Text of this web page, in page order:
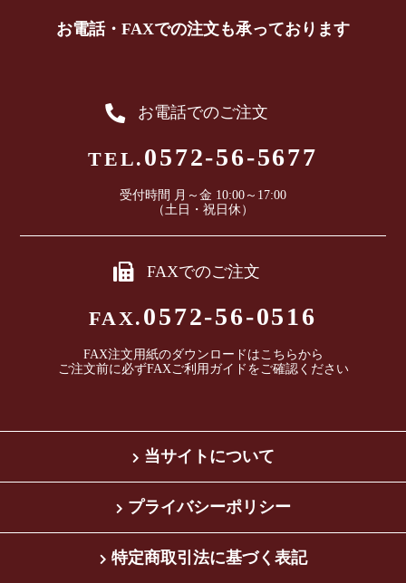
お電話・FAXでの注文も承っております
お電話でのご注文
TEL. 0572-56-5677
受付時間 月～金 10:00～17:00
（土日・祝日休）
FAXでのご注文
FAX. 0572-56-0516
FAX注文用紙のダウンロードは こちらから
ご注文前に必ずFAXご利用ガイドをご確認ください
当サイトについて
プライバシーポリシー
特定商取引法に基づく表記